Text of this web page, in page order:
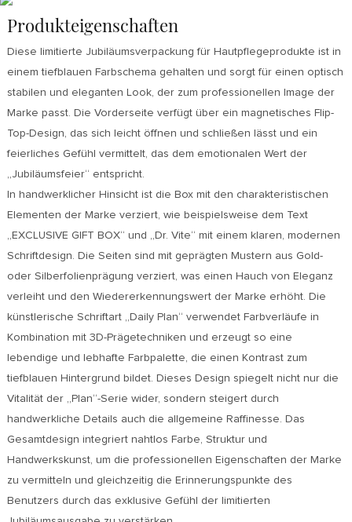
Produkteigenschaften
Diese limitierte Jubiläumsverpackung für Hautpflegeprodukte ist in
einem tiefblauen Farbschema gehalten und sorgt für einen optisch
stabilen und eleganten Look, der zum professionellen Image der
Marke passt. Die Vorderseite verfügt über ein magnetisches Flip-
Top-Design, das sich leicht öffnen und schließen lässt und ein
feierliches Gefühl vermittelt, das dem emotionalen Wert der
„Jubiläumsfeier“ entspricht.
In handwerklicher Hinsicht ist die Box mit den charakteristischen
Elementen der Marke verziert, wie beispielsweise dem Text
„EXCLUSIVE GIFT BOX“ und „Dr. Vite“ mit einem klaren, modernen
Schriftdesign. Die Seiten sind mit geprägten Mustern aus Gold-
oder Silberfolienprägung verziert, was einen Hauch von Eleganz
verleiht und den Wiedererkennungswert der Marke erhöht. Die
künstlerische Schriftart „Daily Plan“ verwendet Farbverläufe in
Kombination mit 3D-Prägetechniken und erzeugt so eine
lebendige und lebhafte Farbpalette, die einen Kontrast zum
tiefblauen Hintergrund bildet. Dieses Design spiegelt nicht nur die
Vitalität der „Plan“-Serie wider, sondern steigert durch
handwerkliche Details auch die allgemeine Raffinesse. Das
Gesamtdesign integriert nahtlos Farbe, Struktur und
Handwerkskunst, um die professionellen Eigenschaften der Marke
zu vermitteln und gleichzeitig die Erinnerungspunkte des
Benutzers durch das exklusive Gefühl der limitierten